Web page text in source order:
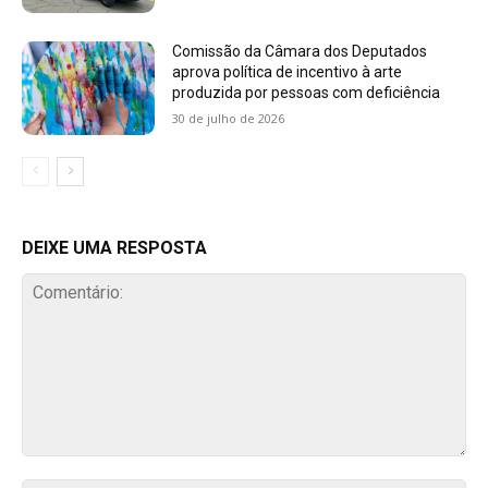
Comissão da Câmara dos Deputados
aprova política de incentivo à arte
produzida por pessoas com deficiência
30 de julho de 2026
DEIXE UMA RESPOSTA